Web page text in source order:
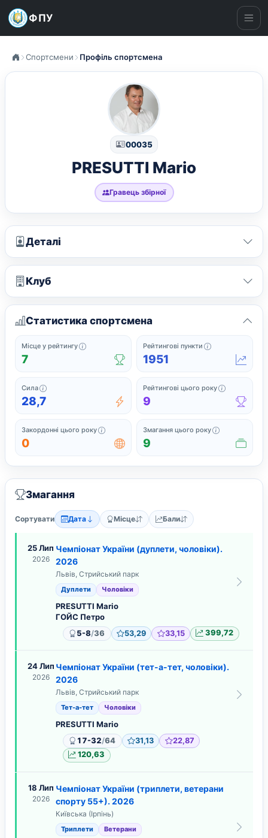
ФПУ
Спортсмени Профіль спортсмена
00035
PRESUTTI Mario
Гравець збірної
Деталі
Клуб
Статистика спортсмена
Місце у рейтингу Офіційне місце у поточному рейтингу серед
7
Рейтингові пункти Поточні
1951
Сила Сила підсумовує найсильніші нещодавні рейтингові
28,7
Рейтингові цього року Завершені
9
Закордонні цього року Закордонні змагання, у яких спортсмен грав
0
Змагання цього року Усі
9
Змагання
Сортувати Дата Місце Бали
25 Лип
2026
Чемпіонат України (дуплети, чоловіки).
2026
Львів, Стрийський парк
Дуплети Чоловіки
PRESUTTI Mario
ГОЙС Петро
5-8/36 53,29 33,15 399,72
24 Лип
2026
Чемпіонат України (тет-а-тет, чоловіки).
2026
Львів, Стрийський парк
Тет-а-тет Чоловіки
PRESUTTI Mario
17-32/64 31,13
22,87
120,63
18 Лип
2026
Чемпіонат України (триплети, ветерани
спорту 55+). 2026
Київська (Ірпінь)
Триплети Ветерани